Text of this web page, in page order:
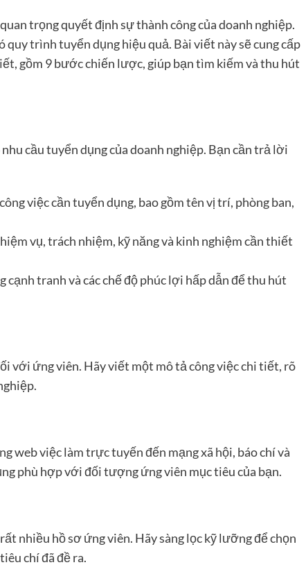
trọng quyết định sự thành công của doanh nghiệp.
quy trình tuyển dụng hiệu quả. Bài viết này sẽ cung cấp
gồm 9 bước chiến lược, giúp bạn tìm kiếm và thu hút
cầu tuyển dụng của doanh nghiệp. Bạn cần trả lời
việc cần tuyển dụng, bao gồm tên vị trí, phòng ban,
vụ, trách nhiệm, kỹ năng và kinh nghiệm cần thiết
cạnh tranh và các chế độ phúc lợi hấp dẫn để thu hút
với ứng viên. Hãy viết một mô tả công việc chi tiết, rõ
web việc làm trực tuyến đến mạng xã hội, báo chí và
phù hợp với đối tượng ứng viên mục tiêu của bạn.
nhiều hồ sơ ứng viên. Hãy sàng lọc kỹ lưỡng để chọn
chí đã đề ra.